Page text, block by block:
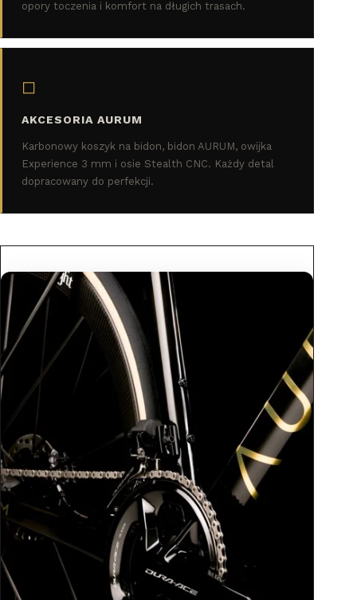
opory toczenia i komfort na długich trasach.
◻
AKCESORIA AURUM
Karbonowy koszyk na bidon, bidon AURUM, owijka
Experience 3 mm i osie Stealth CNC. Każdy detal
dopracowany do perfekcji.